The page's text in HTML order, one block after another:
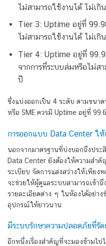
ไม่สามารถใช้งานได้ ไม่เกิ
Tier 3: Uptime อยู่ที่
ไม่สามารถใช้งานได้ ไม่เกิ
Tier 4: Uptime อยู่ที่
จากการที่ระบบล่มหรือไม่ส
ปี
ซึ่งแบ่งออกเป็น 4 ระดับ ตามขนาด
หรือ SME ควรมี Uptime อยู่ที่
การออกแบบ Data Center ให้
นอกจากมาตรฐานที่บ่งบอกถึงปร
Data Center ยังต้องให้ความสำ
ระเบียบ จัดการแสงสว่างให้เพีย
จะช่วยให้ผู้ดูแลระบบสามารถเข้า
รายละเอียดต่าง ๆ ในห้องได้อย่า
อุปกรณ์ให้ยาวนาน
มีระบบรักษาความปลอดภัยที่รั
อีกหนึ่งเรื่องสำคัญที่จะมองข้ามไป